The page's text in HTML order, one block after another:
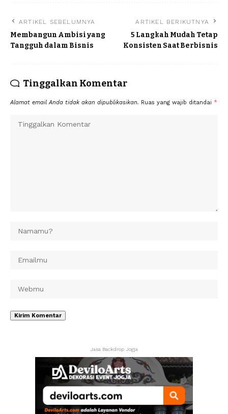
ARTIKEL SEBELUMNYA
Membangun Ambisi yang
Tangguh dalam Bisnis
ARTIKEL BERIKUTNYA
5 Langkah Mudah Tetap
Konsisten Saat Berbisnis
Tinggalkan Komentar
Alamat email Anda tidak akan dipublikasikan. Ruas yang wajib ditandai *
Jasa Backdrop Jogja